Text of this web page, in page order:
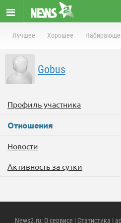
Лучшее Хорошее
Gobus
Профиль участника
Отношения
Новости
Активность за сутки
News2.ru: О сервисе | Статистика |